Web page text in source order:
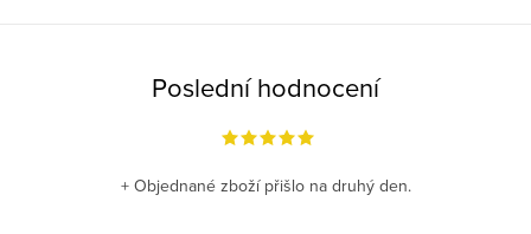
Poslední hodnocení
+ Objednané zboží přišlo na druhý den.